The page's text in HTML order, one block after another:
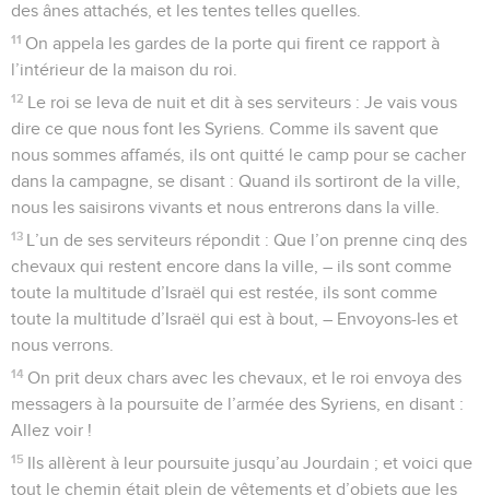
des ânes attachés, et les tentes telles quelles.
11 On appela les gardes de la porte qui firent ce rapport à
l’intérieur de la maison du roi.
12 Le roi se leva de nuit et dit à ses serviteurs : Je vais vous
dire ce que nous font les Syriens. Comme ils savent que
nous sommes affamés, ils ont quitté le camp pour se cacher
dans la campagne, se disant : Quand ils sortiront de la ville,
nous les saisirons vivants et nous entrerons dans la ville.
13 L’un de ses serviteurs répondit : Que l’on prenne cinq des
chevaux qui restent encore dans la ville, – ils sont comme
toute la multitude d’Israël qui est restée, ils sont comme
toute la multitude d’Israël qui est à bout, – Envoyons-les et
nous verrons.
14 On prit deux chars avec les chevaux, et le roi envoya des
messagers à la poursuite de l’armée des Syriens, en disant :
Allez voir !
15 Ils allèrent à leur poursuite jusqu’au Jourdain ; et voici que
tout le chemin était plein de vêtements et d’objets que les